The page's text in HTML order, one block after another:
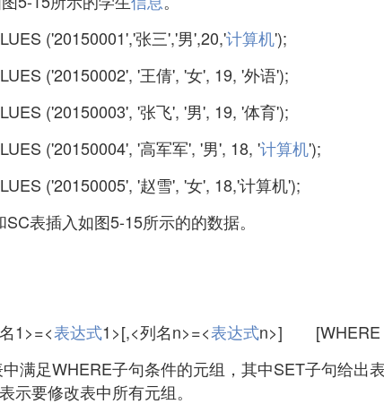
('20150001','张三','男',20,'计算机');
('20150002', '王倩', '女', 19, '外语');
('20150003', '张飞', '男', 19, '体育');
('20150004', '高军军', '男', 18, '计算机');
('20150005', '赵雪', '女', 18,'计算机');
表插入如图5-15所示的的数据。
1>=<表达式1>[,<列名n>=<表达式n>]
[WHERE
满足WHERE子句条件的元组，其中SET子句给出
示要修改表中所有元组。